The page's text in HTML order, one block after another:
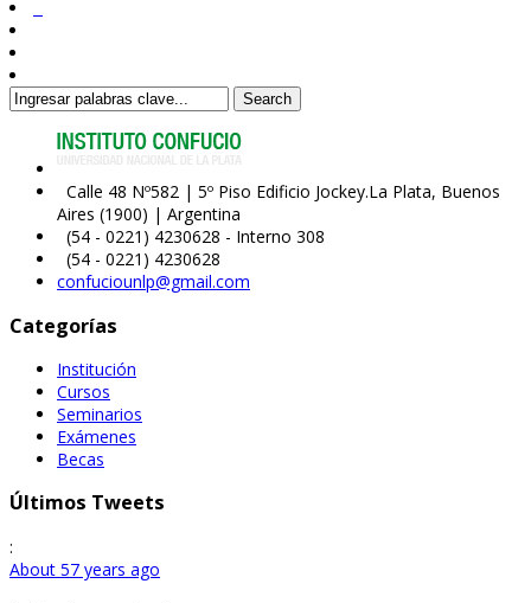
Search
Calle 48 Nº582 | 5º Piso Edificio Jockey.La Plata, Buenos
Aires (1900) | Argentina
(54 - 0221) 4230628 - Interno 308
(54 - 0221) 4230628
confuciounlp@gmail.com
Categorías
Institución
Cursos
Seminarios
Exámenes
Becas
Últimos Tweets
:
About 57 years ago